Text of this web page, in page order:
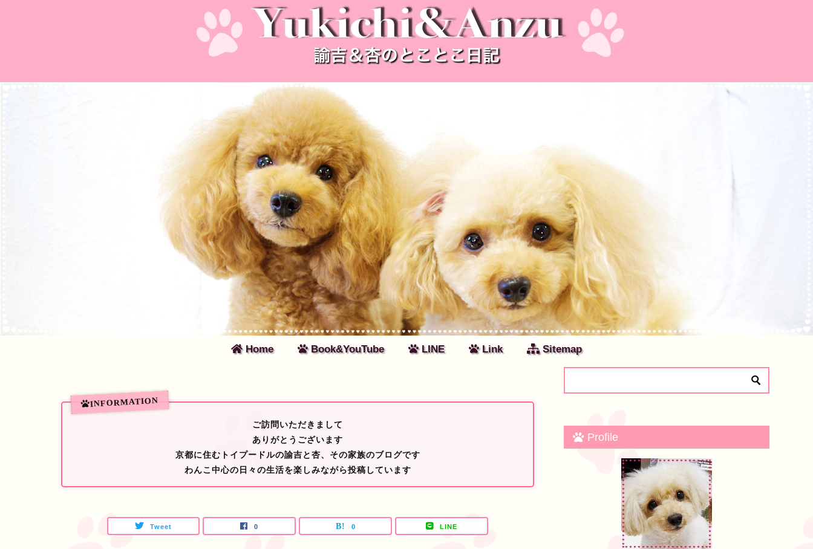
Home Book&YouTube LINE Link Sitemap
ご訪問いただきまして
ありがとうございます
京都に住むトイプードルの諭吉と杏、その家族のブログです
わんこ中心の日々の生活を楽しみながら投稿しています
Tweet 0 0 LINE
Profile